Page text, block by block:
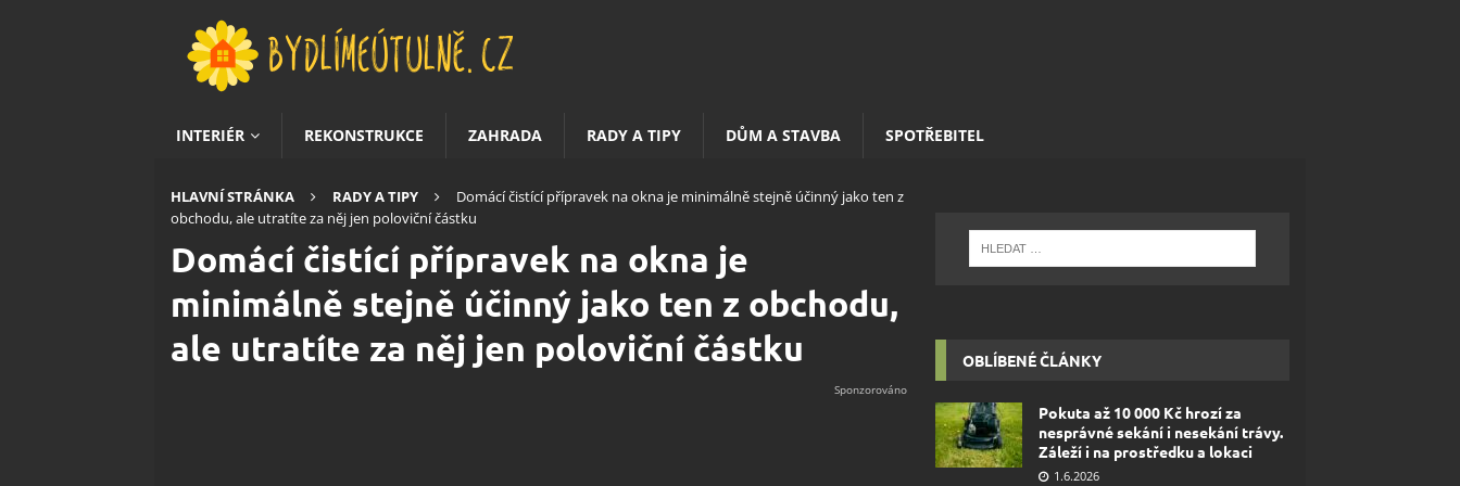
INTERIÉR REKONSTRUKCE ZAHRADA RADY A TIPY DŮM A STAVBA SPOTŘEBITEL
HLAVNÍ STRÁNKA RADY A TIPY
Domácí čistící přípravek na okna je minimálně stejně účinný jako ten z
obchodu, ale utratíte za něj jen poloviční částku
Domácí čistící přípravek na okna je
minimálně stejně účinný jako ten z obchodu,
ale utratíte za něj jen poloviční částku
OBLÍBENÉ ČLÁNKY
Pokuta až 10 000 Kč hrozí za
nesprávné sekání i nesekání trávy.
Záleží i na prostředku a lokaci
1.6.2026